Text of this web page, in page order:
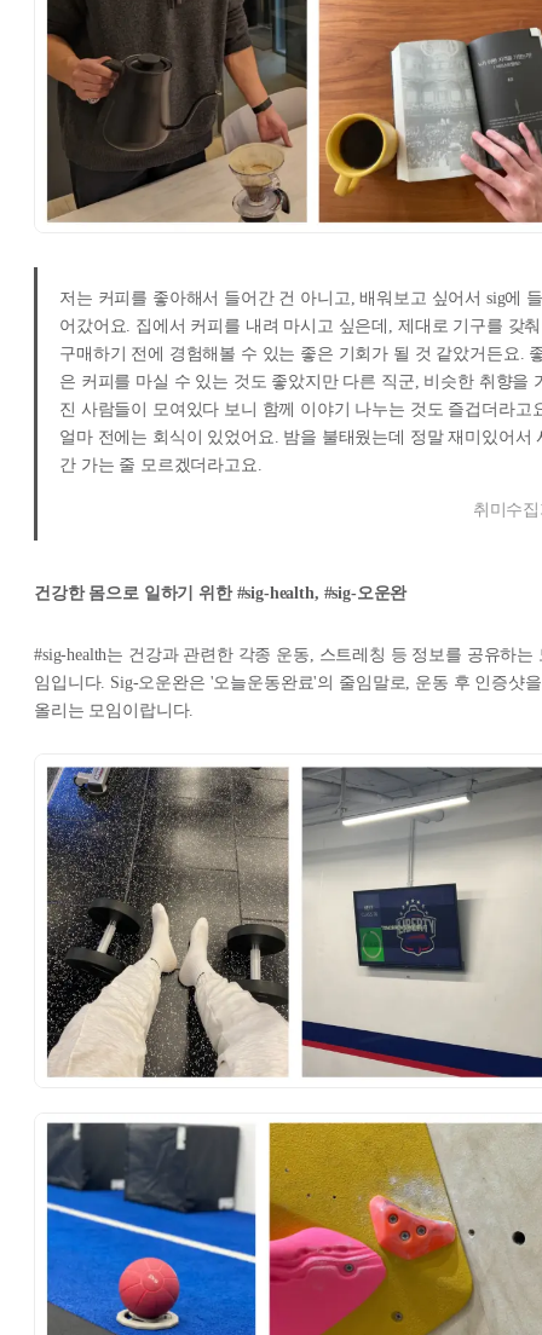
저는 커피를 좋아해서 들어간 건 아니고, 배워보고 싶어서 sig에 들
어갔어요. 집에서 커피를 내려 마시고 싶은데, 제대로 기구를 갖춰
구매하기 전에 경험해볼 수 있는 좋은 기회가 될 것 같았거든요.
은 커피를 마실 수 있는 것도 좋았지만 다른 직군, 비슷한 취향을
진 사람들이 모여있다 보니 함께 이야기 나누는 것도 즐겁더라고
얼마 전에는 회식이 있었어요. 밤을 불태웠는데 정말 재미있어서
간 가는 줄 모르겠더라고요.
취미수
건강한 몸으로 일하기 위한 #sig-health, #sig-오운완
#sig-health는 건강과 관련한 각종 운동, 스트레칭 등 정보를 공유하는
임입니다. Sig-오운완은 '오늘운동완료'의 줄임말로, 운동 후 인증샷을
올리는 모임이랍니다.